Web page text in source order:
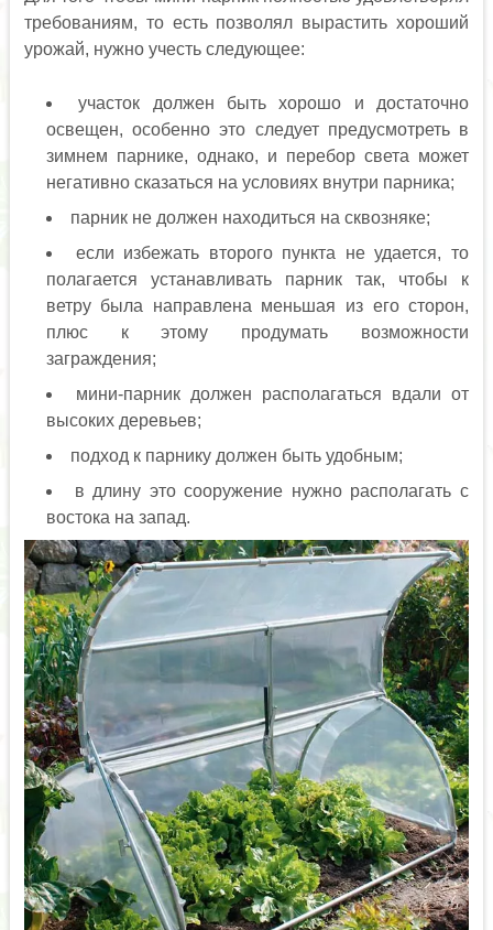
требованиям, то есть позволял вырастить хороший
урожай, нужно учесть следующее:
участок должен быть хорошо и достаточно
освещен, особенно это следует предусмотреть в
зимнем парнике, однако, и перебор света может
негативно сказаться на условиях внутри парника;
парник не должен находиться на сквозняке;
если избежать второго пункта не удается, то
полагается устанавливать парник так, чтобы к
ветру была направлена меньшая из его сторон,
плюс к этому продумать возможности
заграждения;
мини-парник должен располагаться вдали от
высоких деревьев;
подход к парнику должен быть удобным;
в длину это сооружение нужно располагать с
востока на запад.